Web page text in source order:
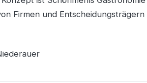
Firmen und Entscheidungsträgern